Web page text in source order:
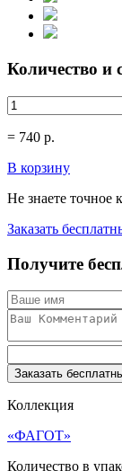
Количество и
= 740 р.
В корзину
Не знаете точное
Заказать
Получите
Заказать
Коллекция
«ФАГОТ»
Количество в